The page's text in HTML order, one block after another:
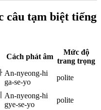
câu tạm biệt tiếng
Cách phát âm
Mức độ
trang trọng
An-nyeong-hi
ga-se-yo
polite
An-nyeong-hi
gye-se-yo
polite